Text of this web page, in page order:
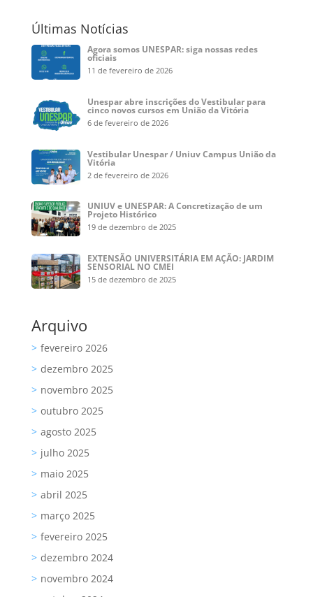
Últimas Notícias
Agora somos UNESPAR: siga nossas redes
oficiais
11 de fevereiro de 2026
Unespar abre inscrições do Vestibular para
cinco novos cursos em União da Vitória
6 de fevereiro de 2026
Vestibular Unespar / Uniuv Campus União da
Vitória
2 de fevereiro de 2026
UNIUV e UNESPAR: A Concretização de um
Projeto Histórico
19 de dezembro de 2025
EXTENSÃO UNIVERSITÁRIA EM AÇÃO: JARDIM
SENSORIAL NO CMEI
15 de dezembro de 2025
Arquivo
fevereiro 2026
dezembro 2025
novembro 2025
outubro 2025
agosto 2025
julho 2025
maio 2025
abril 2025
março 2025
fevereiro 2025
dezembro 2024
novembro 2024